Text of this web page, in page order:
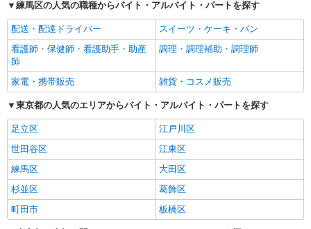
練馬区の人気の職種からバイト・アルバイト・パートを探す
配送・配達ドライバー
スイーツ・ケーキ・パン
看護師・保健師・看護助手・助産
師
調理・調理補助・調理師
家電・携帯販売 雑貨・コスメ販売
東京都の人気のエリアからバイト・アルバイト・パートを探す
足立区
江戸川区
世田谷区
江東区
練馬区
大田区
杉並区
葛飾区
町田市
板橋区